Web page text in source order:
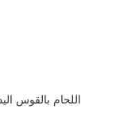
اللحام بالقوس